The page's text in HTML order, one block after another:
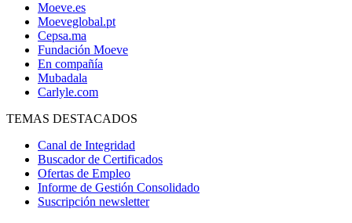
Moeve.es
Moeveglobal.pt
Cepsa.ma
Fundación Moeve
En compañía
Mubadala
Carlyle.com
TEMAS DESTACADOS
Canal de Integridad
Buscador de Certificados
Ofertas de Empleo
Informe de Gestión Consolidado
Suscripción newsletter